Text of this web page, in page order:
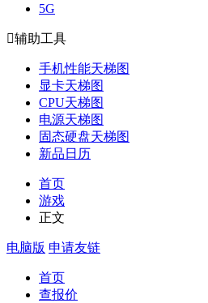
5G
辅助工具
手机性能天梯图
显卡天梯图
CPU天梯图
电源天梯图
固态硬盘天梯图
新品日历
首页
游戏
正文
电脑版 申请友链
首页
查报价